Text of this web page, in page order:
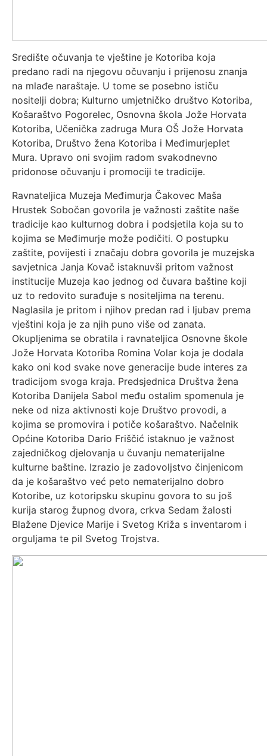
Središte očuvanja te vještine je Kotoriba koja
predano radi na njegovu očuvanju i prijenosu znanja
na mlađe naraštaje. U tome se posebno ističu
nositelji dobra; Kulturno umjetničko društvo Kotoriba,
Košaraštvo Pogorelec, Osnovna škola Jože Horvata
Kotoriba, Učenička zadruga Mura OŠ Jože Horvata
Kotoriba, Društvo žena Kotoriba i Međimurjeplet
Mura. Upravo oni svojim radom svakodnevno
pridonose očuvanju i promociji te tradicije.
Ravnateljica Muzeja Međimurja Čakovec Maša
Hrustek Sobočan govorila je važnosti zaštite naše
tradicije kao kulturnog dobra i podsjetila koja su to
kojima se Međimurje može podičiti. O postupku
zaštite, povijesti i značaju dobra govorila je muzejska
savjetnica Janja Kovač istaknuvši pritom važnost
institucije Muzeja kao jednog od čuvara baštine koji
uz to redovito surađuje s nositeljima na terenu.
Naglasila je pritom i njihov predan rad i ljubav prema
vještini koja je za njih puno više od zanata.
Okupljenima se obratila i ravnateljica Osnovne škole
Jože Horvata Kotoriba Romina Volar koja je dodala
kako oni kod svake nove generacije bude interes za
tradicijom svoga kraja. Predsjednica Društva žena
Kotoriba Danijela Sabol među ostalim spomenula je
neke od niza aktivnosti koje Društvo provodi, a
kojima se promovira i potiče košaraštvo. Načelnik
Općine Kotoriba Dario Friščić istaknuo je važnost
zajedničkog djelovanja u čuvanju nematerijalne
kulturne baštine. Izrazio je zadovoljstvo činjenicom
da je košaraštvo već peto nematerijalno dobro
Kotoribe, uz kotoripsku skupinu govora to su još
kurija starog župnog dvora, crkva Sedam žalosti
Blažene Djevice Marije i Svetog Križa s inventarom i
orguljama te pil Svetog Trojstva.